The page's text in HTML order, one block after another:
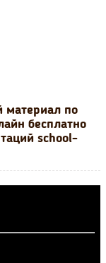
материал по
бесплатно
school-